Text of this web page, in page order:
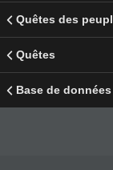
Quêtes des
Quêtes
Base de